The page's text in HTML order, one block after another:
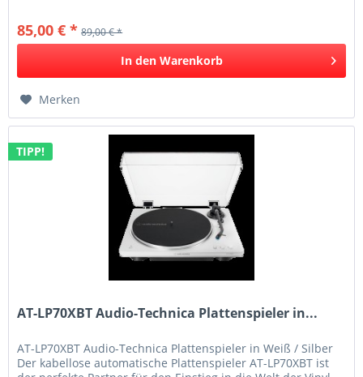
85,00 € * 89,00 € *
In den Warenkorb
Merken
TIPP!
AT-LP70XBT Audio-Technica Plattenspieler in...
AT-LP70XBT Audio-Technica Plattenspieler in Weiß / Silber
Der kabellose automatische Plattenspieler AT-LP70XBT ist